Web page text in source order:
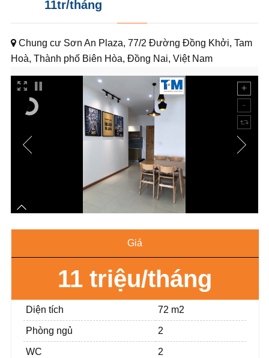
11tr/tháng
Chung cư Sơn An Plaza, 77/2 Đường Đồng Khởi, Tam
Hoà, Thành phố Biên Hòa, Đồng Nai, Việt Nam
Giá
11 triệu/tháng
Diện tích 72 m2
Phòng ngủ 2
WC 2